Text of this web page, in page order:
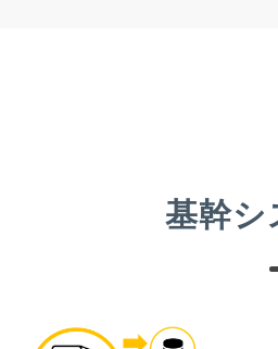
基幹シ